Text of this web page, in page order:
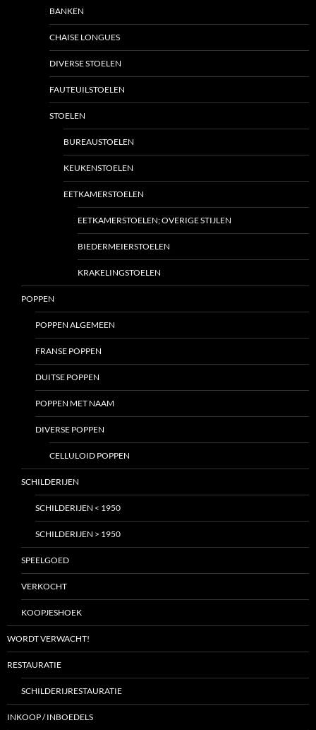
BANKEN
CHAISE LONGUES
DIVERSE STOELEN
FAUTEUILSTOELEN
STOELEN
BUREAUSTOELEN
KEUKENSTOELEN
EETKAMERSTOELEN
EETKAMERSTOELEN; OVERIGE STIJLEN
BIEDERMEIERSTOELEN
KRAKELINGSTOELEN
POPPEN
POPPEN ALGEMEEN
FRANSE POPPEN
DUITSE POPPEN
POPPEN MET NAAM
DIVERSE POPPEN
CELLULOID POPPEN
SCHILDERIJEN
SCHILDERIJEN < 1950
SCHILDERIJEN > 1950
SPEELGOED
VERKOCHT
KOOPJESHOEK
WORDT VERWACHT!
RESTAURATIE
SCHILDERIJRESTAURATIE
INKOOP / INBOEDELS